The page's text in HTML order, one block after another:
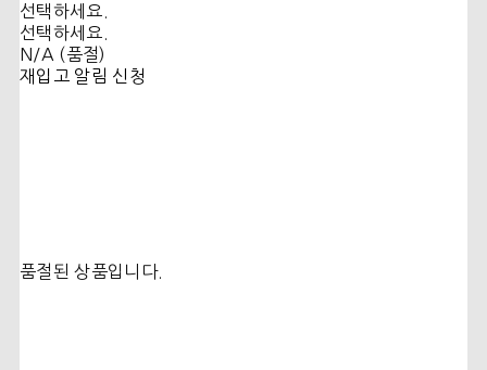
선택하세요.
선택하세요.
N/A (품절)
재입고 알림 신청
품절된 상품입니다.